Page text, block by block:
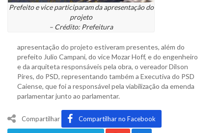
Prefeito e vice participaram da apresentação do
projeto
– Crédito: Prefeitura
apresentação do projeto estiveram presentes, além do
prefeito Julio Campani, do vice Mozar Hoff, e do engenheiro
e da arquiteta responsáveis pela obra, o vereador Dilson
Pires, do PSD, representando também a Executiva do PSD
Caiense, que foi a responsável pela viabilização da emenda
parlamentar junto ao parlamentar.
Compartilhar Compartilhar no Facebook